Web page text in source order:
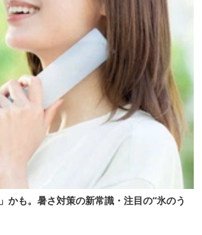
かも。暑さ対策の新常識・注目の“氷のう